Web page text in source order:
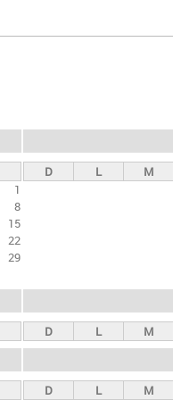
1
8
15
22
29
D L M
D L M
D L M